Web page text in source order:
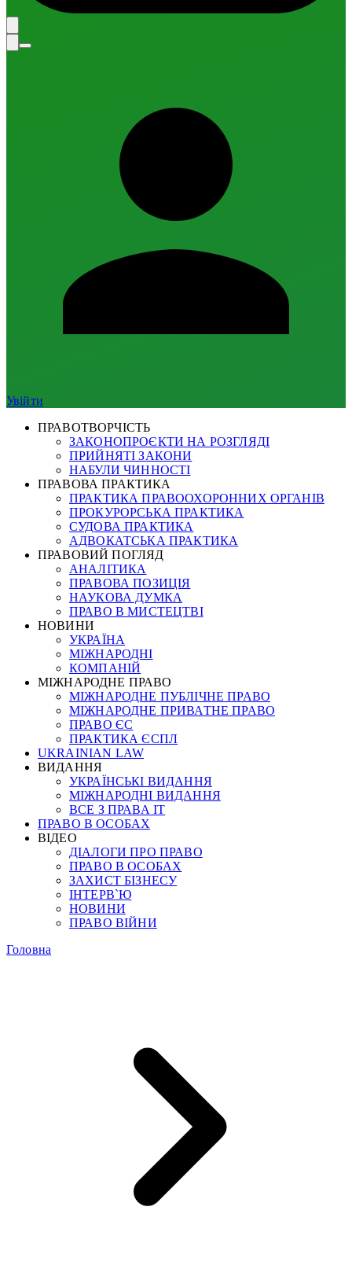
Увійти
ПРАВОТВОРЧІСТЬ
ЗАКОНОПРОЄКТИ НА РОЗГЛЯДІ
ПРИЙНЯТІ ЗАКОНИ
НАБУЛИ ЧИННОСТІ
ПРАВОВА ПРАКТИКА
ПРАКТИКА ПРАВООХОРОННИХ ОРГАНІВ
ПРОКУРОРСЬКА ПРАКТИКА
СУДОВА ПРАКТИКА
АДВОКАТСЬКА ПРАКТИКА
ПРАВОВИЙ ПОГЛЯД
АНАЛІТИКА
ПРАВОВА ПОЗИЦІЯ
НАУКОВА ДУМКА
ПРАВО В МИСТЕЦТВІ
НОВИНИ
УКРАЇНА
МІЖНАРОДНІ
КОМПАНІЙ
МІЖНАРОДНЕ ПРАВО
МІЖНАРОДНЕ ПУБЛІЧНЕ ПРАВО
МІЖНАРОДНЕ ПРИВАТНЕ ПРАВО
ПРАВО ЄС
ПРАКТИКА ЄСПЛ
UKRAINIAN LAW
ВИДАННЯ
УКРАЇНСЬКІ ВИДАННЯ
МІЖНАРОДНІ ВИДАННЯ
ВСЕ З ПРАВА ІТ
ПРАВО В ОСОБАХ
ВІДЕО
ДІАЛОГИ ПРО ПРАВО
ПРАВО В ОСОБАХ
ЗАХИСТ БІЗНЕСУ
ІНТЕРВ`Ю
НОВИНИ
ПРАВО ВІЙНИ
Головна